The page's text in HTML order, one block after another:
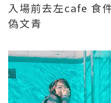
入場前去左cafe 食
偽文青